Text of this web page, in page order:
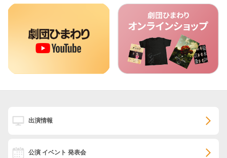
出演情報
公演 イベント 発表会